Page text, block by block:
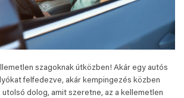
szagoknak útközben! Akár egy autós
felfedezve, akár kempingezés közben
dolog, amit szeretne, az a kellemetlen